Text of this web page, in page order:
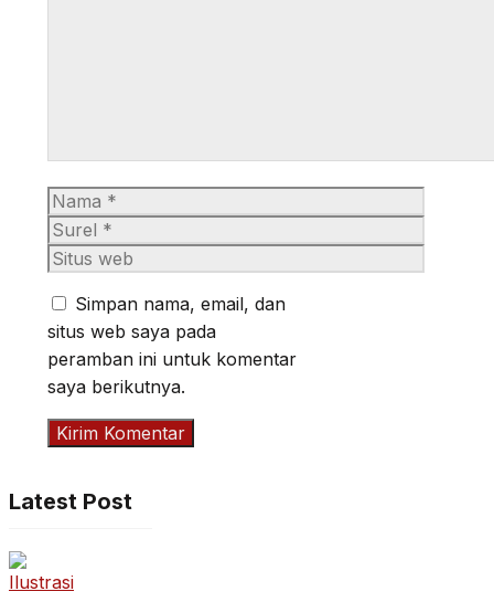
Nama
Surel
Situs
Simpan nama, email, dan
situs web saya pada
peramban ini untuk komentar
saya berikutnya.
Latest Post